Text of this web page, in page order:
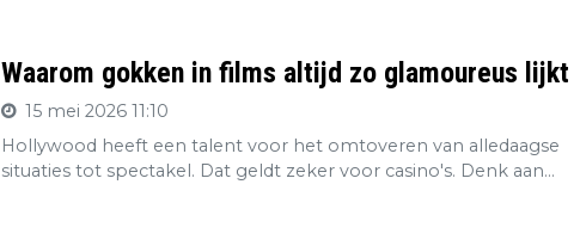
Waarom gokken in films altijd zo glamoureus lijkt
15 mei 2026 11:10
Hollywood heeft een talent voor het omtoveren van alledaagse
situaties tot spectakel. Dat geldt zeker voor casino's. Denk aan...